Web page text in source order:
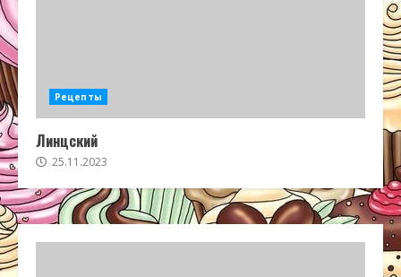
Рецепты
Линцский
25.11.2023